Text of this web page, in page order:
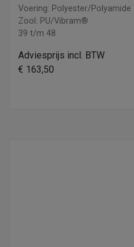
Voering: Polyester/Polyamide
Zool: PU/Vibram®
39 t/m 48
Adviesprijs incl. BTW
€ 163,50